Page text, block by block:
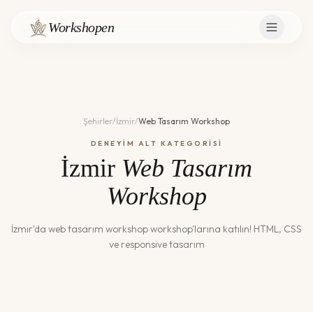
Workshopen
Şehirler/İzmir/Web Tasarım Workshop
DENEYİM ALT KATEGORİSİ
İzmir Web Tasarım
Workshop
İzmir'da web tasarım workshopworkshop'larına katılın! HTML, CSS
ve responsive tasarım